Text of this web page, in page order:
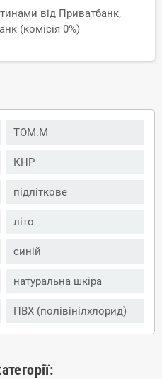
від Приватбанк,
(комісія 0%)
TOM.M
КНР
підліткове
літо
синій
натуральна шкіра
ПВХ (полівінілхлорид)